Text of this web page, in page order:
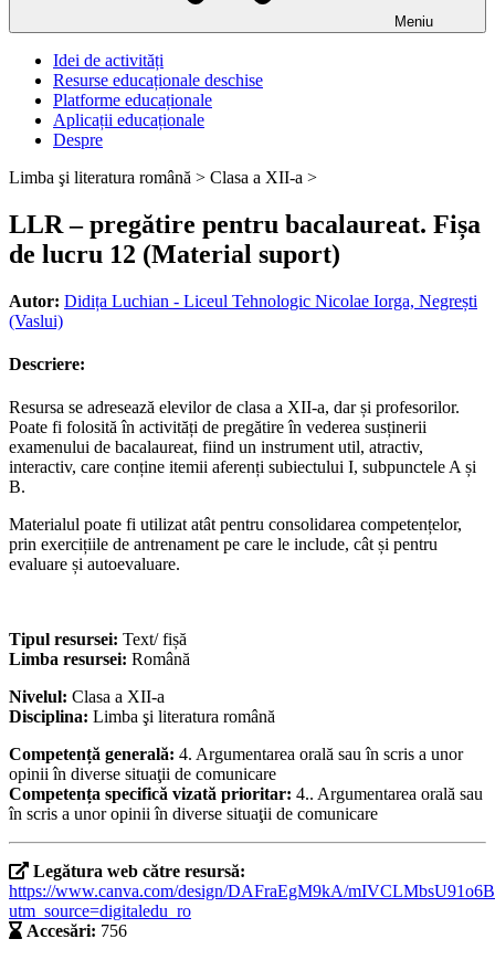
Meniu
Idei de activități
Resurse educaționale deschise
Platforme educaționale
Aplicații educaționale
Despre
Limba şi literatura română > Clasa a XII-a >
LLR – pregătire pentru bacalaureat. Fișa
de lucru 12 (Material suport)
Autor: Didița Luchian - Liceul Tehnologic Nicolae Iorga, Negrești
(Vaslui)
Descriere:
Resursa se adresează elevilor de clasa a XII-a, dar și profesorilor.
Poate fi folosită în activități de pregătire în vederea susținerii
examenului de bacalaureat, fiind un instrument util, atractiv,
interactiv, care conține itemii aferenți subiectului I, subpunctele A și
B.
Materialul poate fi utilizat atât pentru consolidarea competențelor,
prin exercițiile de antrenament pe care le include, cât și pentru
evaluare și autoevaluare.
Tipul resursei: Text/ fișă
Limba resursei: Română
Nivelul: Clasa a XII-a
Disciplina: Limba şi literatura română
Competență generală: 4. Argumentarea orală sau în scris a unor
opinii în diverse situaţii de comunicare
Competența specifică vizată prioritar: 4.. Argumentarea orală sau
în scris a unor opinii în diverse situaţii de comunicare
Legătura web către resursă:
https://www.canva.com/design/DAFraEgM9kA/
utm_source=digitaledu_ro
Accesări: 756